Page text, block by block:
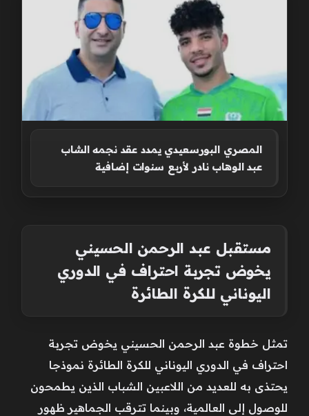
المصري البورسعيدي يمدد عقد نجمه الشاب
عبد الوهاب نادر لأربع سنوات إضافية
مستقبل عبد الرحمن الحسيني
يخوض تجربة احتراف في الدوري
اليوناني للكرة الطائرة
تمثل خطوة عبد الرحمن الحسيني يخوض تجربة
احتراف في الدوري اليوناني للكرة الطائرة نموذجا
يحتذى به للعديد من اللاعبين الشباب الذين يطمحون
للوصول إلى العالمية، وبينما تترقب الجماهير ظهور